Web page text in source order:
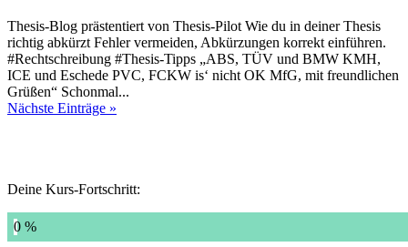
Thesis-Blog prästentiert von Thesis-Pilot Wie du in deiner Thesis
richtig abkürzt Fehler vermeiden, Abkürzungen korrekt einführen.
#Rechtschreibung #Thesis-Tipps „ABS, TÜV und BMW KMH,
ICE und Eschede PVC, FCKW is‘ nicht OK MfG, mit freundlichen
Grüßen“ Schonmal...
Nächste Einträge »
Deine Kurs-Fortschritt:
0 %